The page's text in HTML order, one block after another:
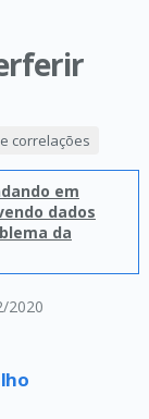
2020
correlações
em
dados
da